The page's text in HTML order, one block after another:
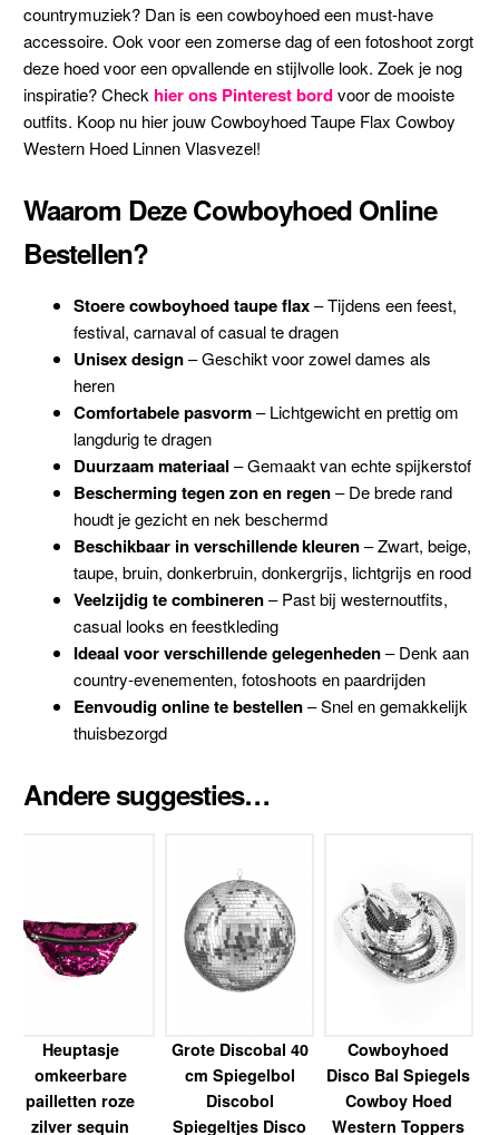
countrymuziek? Dan is een cowboyhoed een must-have
accessoire. Ook voor een zomerse dag of een fotoshoot zorgt
deze hoed voor een opvallende en stijlvolle look. Zoek je nog
inspiratie? Check hier ons Pinterest bordvoor de mooiste
outfits. Koop nu hier jouw Cowboyhoed Taupe Flax Cowboy
Western Hoed Linnen Vlasvezel!
Waarom Deze Cowboyhoed Online
Bestellen?
Stoere cowboyhoed taupe flax– Tijdens een feest,
festival, carnaval of casual te dragen
Unisex design– Geschikt voor zowel dames als
heren
Comfortabele pasvorm– Lichtgewicht en prettig om
langdurig te dragen
Duurzaam materiaal – Gemaakt van echte spijkerstof
Bescherming tegen zon en regen– De brede rand
houdt je gezicht en nek beschermd
Beschikbaar in verschillende kleuren– Zwart, beige,
taupe, bruin, donkerbruin, donkergrijs, lichtgrijs en rood
Veelzijdig te combineren– Past bij westernoutfits,
casual looks en feestkleding
Ideaal voor verschillende gelegenheden– Denk aan
country-evenementen, fotoshoots en paardrijden
Eenvoudig online te bestellen– Snel en gemakkelijk
thuisbezorgd
Andere suggesties…
Heuptasje
omkeerbare
pailletten roze
zilver sequin
Grote Discobal 40
cm Spiegelbol
Discobol
Spiegeltjes Disco
Cowboyhoed
Disco Bal Spiegels
Cowboy Hoed
Western Toppers